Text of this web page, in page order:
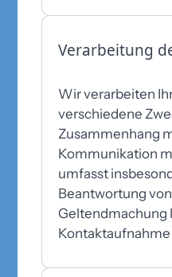
Verarbeitung
Wir verarbeiten
verschiedene
Zusammenhang
Kommunikation
umfasst
Beantwortung
Geltendmachung
Kontaktaufnahme